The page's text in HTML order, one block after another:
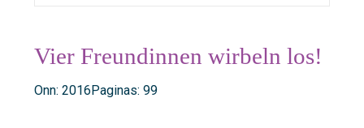
Vier Freundinnen wirbeln los!
Onn: 2016Paginas: 99